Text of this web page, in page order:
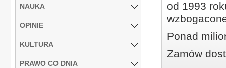
od 1993
Ponad
Zamów
NAUKA
OPINIE
KULTURA
PRAWO CO DNIA